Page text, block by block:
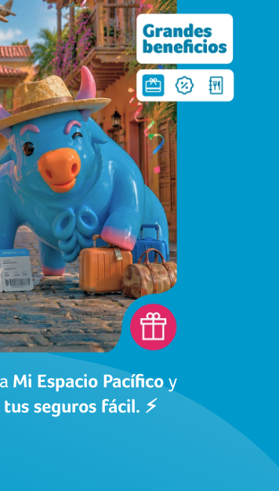
Mi Espacio Pacíficoy
seguros fácil. ⚡